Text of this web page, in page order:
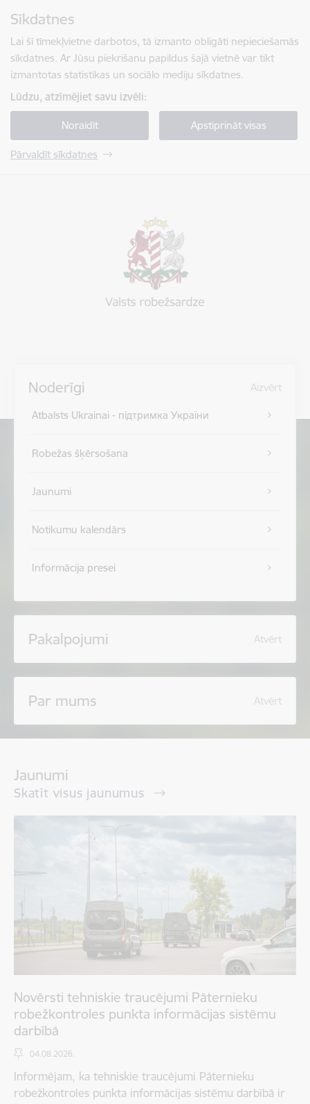
Sīkdatnes
Lai šī tīmekļvietne darbotos, tā izmanto obligāti nepieciešamās
sīkdatnes. Ar Jūsu piekrišanu papildus šajā vietnē var tikt
izmantotas statistikas un sociālo mediju sīkdatnes.
Lūdzu, atzīmējiet savu izvēli:
Noraidīt Apstiprināt visas
Pārvaldīt sīkdatnes
Noderīgi Aizvērt
Atbalsts Ukrainai - підтримка України
Robežas šķērsošana
Jaunumi
Notikumu kalendārs
Informācija presei
Pakalpojumi Atvērt
Par mums Atvērt
Jaunumi
Skatīt visus jaunumus
Novērsti tehniskie traucējumi Pāternieku
robežkontroles punkta informācijas sistēmu
darbībā
04.08.2026.
Informējam, ka tehniskie traucējumi Pāternieku
robežkontroles punkta informācijas sistēmu darbībā ir